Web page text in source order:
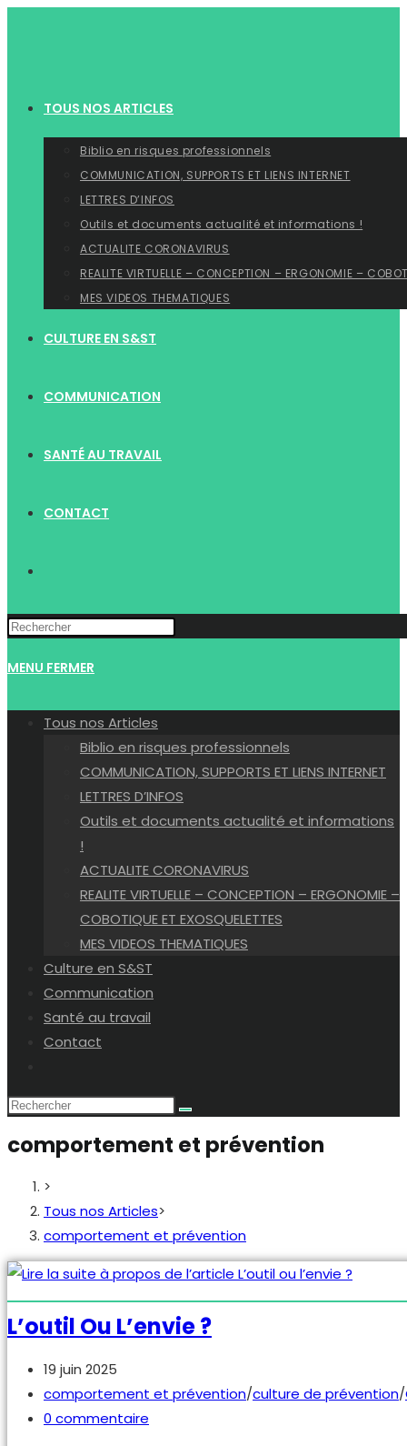
TOUS NOS ARTICLES
Biblio en risques professionnels
COMMUNICATION, SUPPORTS ET LIENS INTERNET
LETTRES D’INFOS
Outils et documents actualité et informations !
ACTUALITE CORONAVIRUS
REALITE VIRTUELLE – CONCEPTION – ERGONOMIE –
MES VIDEOS THEMATIQUES
CULTURE EN S&ST
COMMUNICATION
SANTÉ AU TRAVAIL
CONTACT
WEBSITE
MENU FERMER
Tous nos Articles
Biblio en risques professionnels
COMMUNICATION, SUPPORTS ET LIENS INTERNET
LETTRES D’INFOS
Outils et documents actualité et informations
!
ACTUALITE CORONAVIRUS
REALITE VIRTUELLE – CONCEPTION – ERGONOMIE –
COBOTIQUE ET EXOSQUELETTES
MES VIDEOS THEMATIQUES
Culture en S&ST
Communication
Santé au travail
Contact
search
comportement et prévention
>
Tous nos Articles>
comportement et prévention
L’outil Ou L’envie ?
Publication
publiée :
19 juin 2025
Post
category:
comportement et prévention/culture de prévention/
Commentaires
0 commentaire